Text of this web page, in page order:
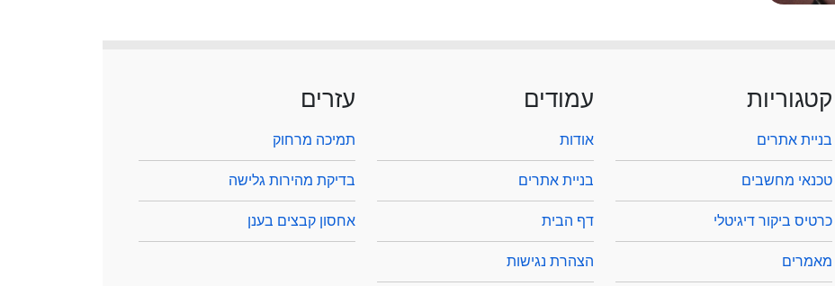
קטגוריות
בניית אתרים
טכנאי מחשבים
כרטיס ביקור דיגיטלי
מאמרים
עמודים
אודות
בניית אתרים
דף הבית
הצהרת נגישות
עזרים
תמיכה מרחוק
בדיקת מהירות גלישה
אחסון קבצים בענן